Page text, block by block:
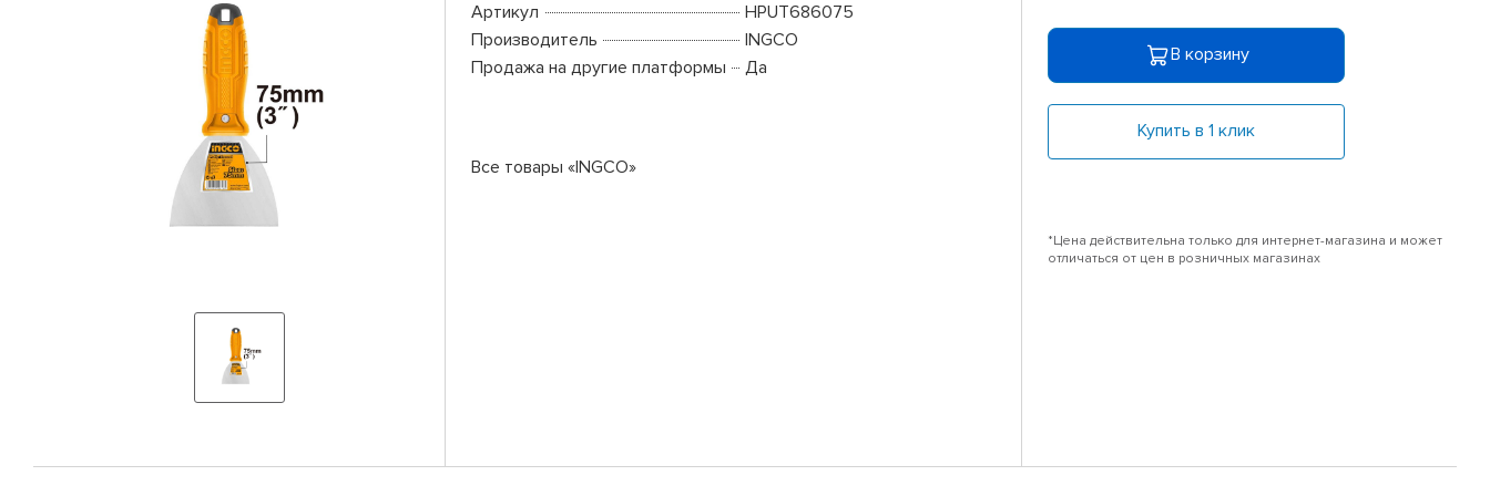
Артикул
HPUT686075
Производитель
INGCO
Продажа на другие платформы
Да
Все товары «INGCO»
В корзину
Купить в 1 клик
*Цена действительна только для интернет-магазина и может
отличаться от цен в розничных магазинах